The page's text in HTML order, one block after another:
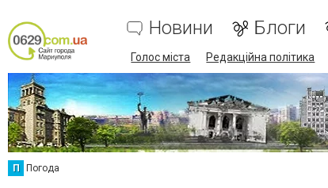
Новини Блоги
Голос міста Редакційна політика
П Погода